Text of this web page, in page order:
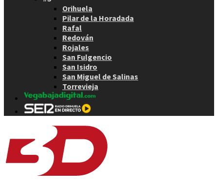
Orihuela
Pilar de la Horadada
Rafal
Redován
Rojales
San Fulgencio
San Isidro
San Miguel de Salinas
Torrevieja